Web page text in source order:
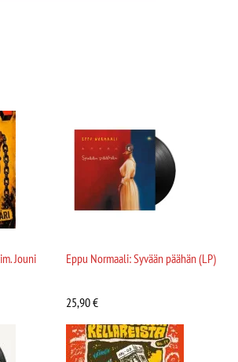
Jouni
Eppu Normaali: Syvään päähän (LP)
25,90€